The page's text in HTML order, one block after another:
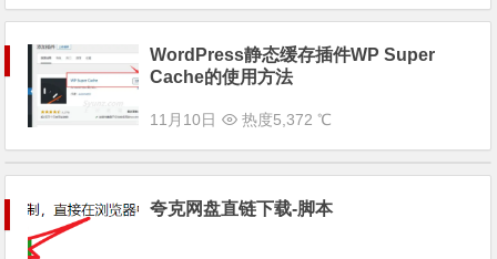
WordPress静态缓存插件WP Super
Cache的使用方法
11月10日 热度5,372 ℃
夸克网盘直链下载-脚本